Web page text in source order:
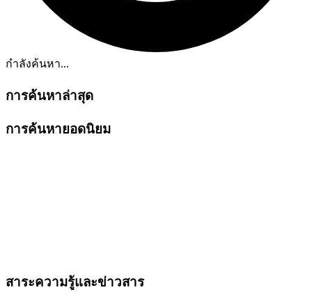
กำลังค้นหา...
การค้นหาล่าสุด
การค้นหายอดนิยม
สาระความรู้และข่าวสาร